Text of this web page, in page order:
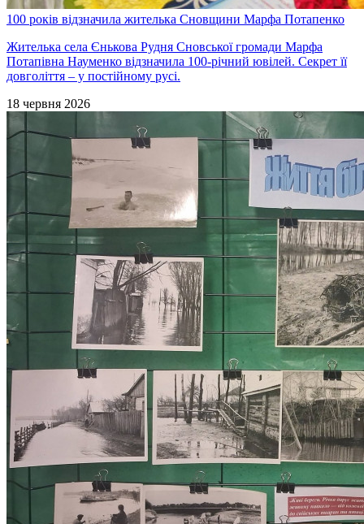
100 років відзначила жителька Сновщини Марфа Потапенко
Жителька села Єнькова Рудня Сновської громади Марфа
Потапівна Науменко відзначила 100-річний ювілей. Секрет її
довголіття – у постійному русі.
18 червня 2026